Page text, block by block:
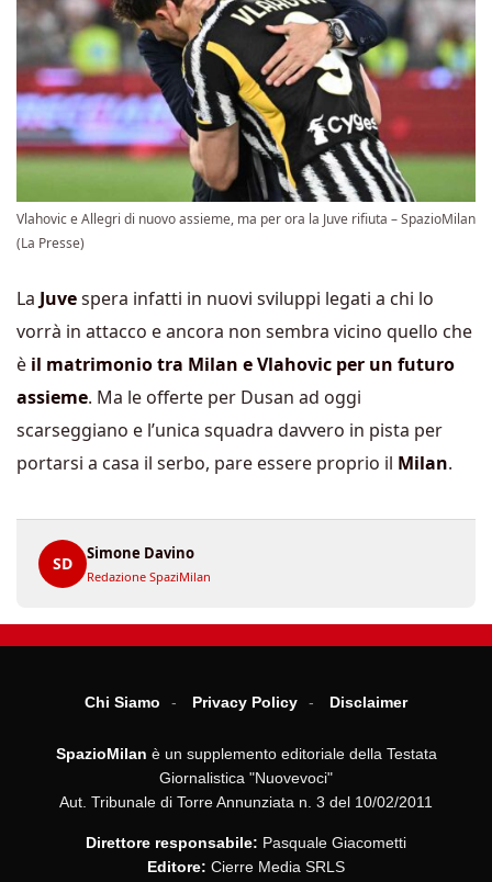
Vlahovic e Allegri di nuovo assieme, ma per ora la Juve rifiuta – SpazioMilan
(La Presse)
La Juvespera infatti in nuovi sviluppi legati a chi lo
vorrà in attacco e ancora non sembra vicino quello che
è il matrimonio tra Milan e Vlahovic per un futuro
assieme. Ma le offerte per Dusan ad oggi
scarseggiano e l’unica squadra davvero in pista per
portarsi a casa il serbo, pare essere proprio il Milan.
SD
Simone Davino
Redazione SpaziMilan
Chi Siamo Privacy Policy Disclaimer
SpazioMilan è un supplemento editoriale della Testata
Giornalistica "Nuovevoci"
Aut. Tribunale di Torre Annunziata n. 3 del 10/02/2011
Direttore responsabile: Pasquale Giacometti
Editore: Cierre Media SRLS